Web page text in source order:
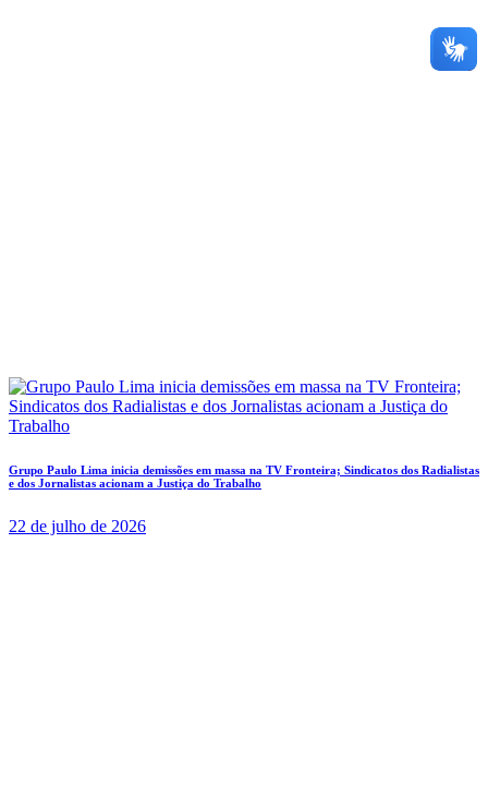
Grupo Paulo Lima inicia demissões em massa na TV Fronteira; Sindicatos dos Radialistas
e dos Jornalistas acionam a Justiça do Trabalho
22 de julho de 2026